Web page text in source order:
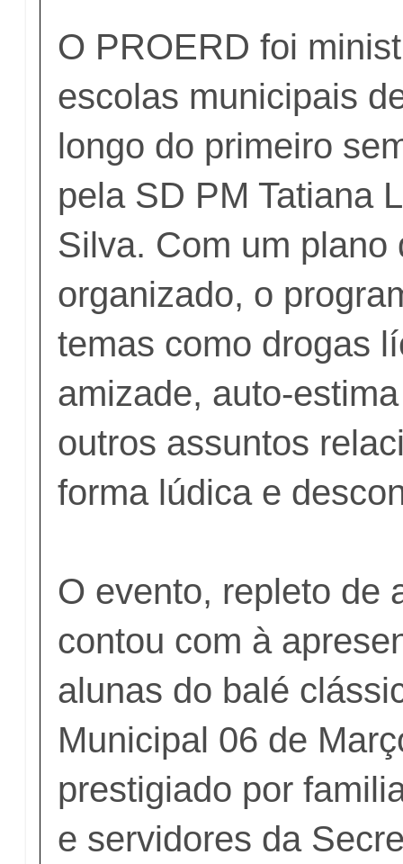
O PROERD foi
escolas municipais
longo do primeiro
pela SD PM Tatiana
Silva. Com um plano
organizado, o
temas como drogas
amizade, auto-
outros assuntos
forma lúdica e
O evento, repleto de
contou com à
alunas do balé
Municipal 06 de
prestigiado por
e servidores da